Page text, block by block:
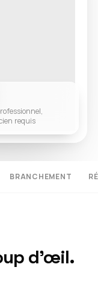
requis
BRANCHEMENT
d'œil.